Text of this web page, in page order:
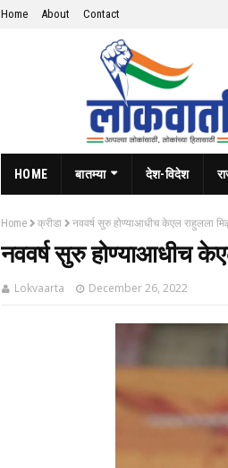
Home About Contact
HOME बातम्या देश-विदेश
Home क्रीडा नववर्ष सुरु होण्याआधीच केएल राहुलला
नववर्ष सुरु होण्याआधीच
Lokvaarta December 26, 2022